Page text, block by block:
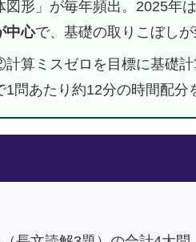
形」が毎年頻出。2025年
中心で、基礎の取りこぼしが
算ミスゼロを目標に基礎
問あたり約12分の時間配分